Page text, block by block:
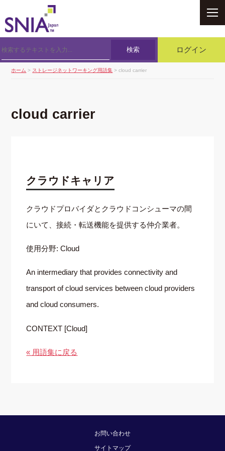
検索 ログイン
ホーム > ストレージネットワーキング用語集 > cloud carrier
cloud carrier
クラウドキャリア
クラウドプロバイダとクラウドコンシューマの間
にいて、接続・転送機能を提供する仲介業者。
使用分野: Cloud
An intermediary that provides connectivity and
transport of cloud services between cloud providers
and cloud consumers.
CONTEXT [Cloud]
« 用語集に戻る
お問い合わせ
サイトマップ